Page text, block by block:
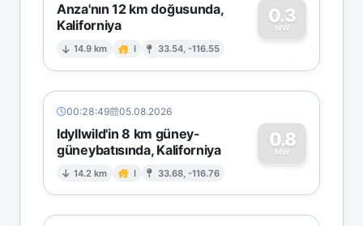
Anza'nın 12 km doğusunda,
Kaliforniya
14.9 km I 33.54, -116.55
0.3
MW
0
00:28:49 05.08.2026
Idyllwild'in 8 km güney-
güneybatısında, Kaliforniya
14.2 km I 33.68, -116.76
0.8
MW
0